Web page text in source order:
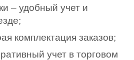
– удобный учет и
комплектация заказов;
учет в торговом